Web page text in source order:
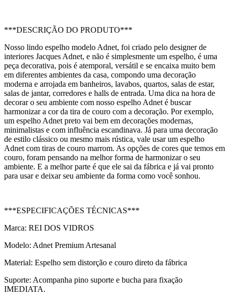
***DESCRIÇÃO DO PRODUTO***
Nosso lindo espelho modelo Adnet, foi criado pelo designer de
interiores Jacques Adnet, e não é simplesmente um espelho, é uma
peça decorativa, pois é atemporal, versátil e se encaixa muito bem
em diferentes ambientes da casa, compondo uma decoração
moderna e arrojada em banheiros, lavabos, quartos, salas de estar,
salas de jantar, corredores e halls de entrada. Uma dica na hora de
decorar o seu ambiente com nosso espelho Adnet é buscar
harmonizar a cor da tira de couro com a decoração. Por exemplo,
um espelho Adnet preto vai bem em decorações modernas,
minimalistas e com influência escandinava. Já para uma decoração
de estilo clássico ou mesmo mais rústica, vale usar um espelho
Adnet com tiras de couro marrom. As opções de cores que temos em
couro, foram pensando na melhor forma de harmonizar o seu
ambiente. E a melhor parte é que ele sai da fábrica e já vai pronto
para usar e deixar seu ambiente da forma como você sonhou.
***ESPECIFICAÇÕES TÉCNICAS***
Marca: REI DOS VIDROS
Modelo: Adnet Premium Artesanal
Material: Espelho sem distorção e couro direto da fábrica
Suporte: Acompanha pino suporte e bucha para fixação
IMEDIATA.